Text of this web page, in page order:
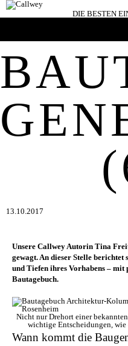
DIE BESTEN
Architekten-Häuser
Expertenwissen
Architekten-Profile
Produkttrends
13.10.2017
Unsere Callwey Autorin Tina
gewagt. An dieser Stelle berichtet
und Tiefen ihres Vorhabens –
Bautagebuch.
Nicht nur Drehort einer
wichtige Entscheidungen,
Wann kommt die